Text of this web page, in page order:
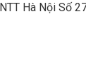
Hà Nội Số